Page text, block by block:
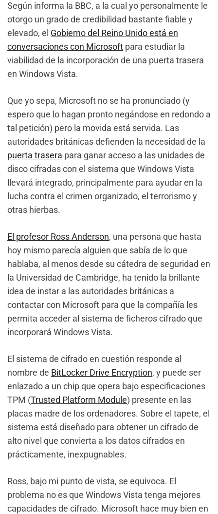
Según informa la BBC, a la cual yo personalmente le
otorgo un grado de credibilidad bastante fiable y
elevado, el Gobierno del Reino Unido está en
conversaciones con Microsoft para estudiar la
viabilidad de la incorporación de una puerta trasera
en Windows Vista.
Que yo sepa, Microsoft no se ha pronunciado (y
espero que lo hagan pronto negándose en redondo a
tal petición) pero la movida está servida. Las
autoridades británicas defienden la necesidad de la
puerta trasera para ganar acceso a las unidades de
disco cifradas con el sistema que Windows Vista
llevará integrado, principalmente para ayudar en la
lucha contra el crimen organizado, el terrorismo y
otras hierbas.
El profesor Ross Anderson, una persona que hasta
hoy mismo parecía alguien que sabía de lo que
hablaba, al menos desde su cátedra de seguridad en
la Universidad de Cambridge, ha tenido la brillante
idea de instar a las autoridades británicas a
contactar con Microsoft para que la compañía les
permita acceder al sistema de ficheros cifrado que
incorporará Windows Vista.
El sistema de cifrado en cuestión responde al
nombre de BitLocker Drive Encryption, y puede ser
enlazado a un chip que opera bajo especificaciones
TPM (Trusted Platform Module) presente en las
placas madre de los ordenadores. Sobre el tapete, el
sistema está diseñado para obtener un cifrado de
alto nivel que convierta a los datos cifrados en
prácticamente, inexpugnables.
Ross, bajo mi punto de vista, se equivoca. El
problema no es que Windows Vista tenga mejores
capacidades de cifrado. Microsoft hace muy bien en